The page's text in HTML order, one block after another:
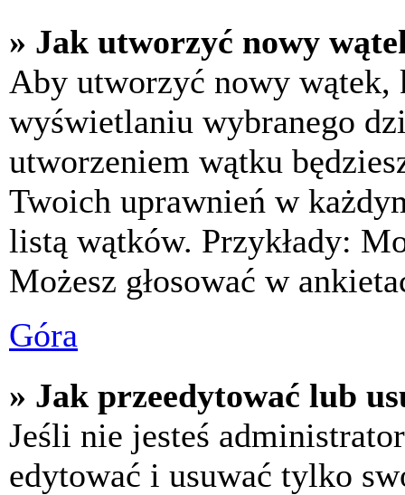
» Jak utworzyć nowy
Aby utworzyć nowy
wyświetlaniu wybranego
utworzeniem wątku
Twoich uprawnień w
listą wątków. Przykłady:
Możesz głosować w
Góra
» Jak przeedytować lub
Jeśli nie jesteś
edytować i usuwać tylko